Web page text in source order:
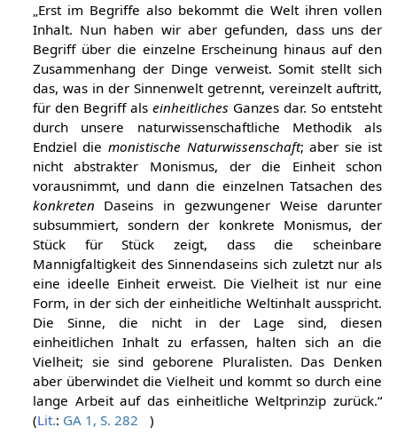
„Erst im Begriffe also bekommt die Welt ihren vollen
Inhalt. Nun haben wir aber gefunden, dass uns der
Begriff über die einzelne Erscheinung hinaus auf den
Zusammenhang der Dinge verweist. Somit stellt sich
das, was in der Sinnenwelt getrennt, vereinzelt auftritt,
für den Begriff als einheitliches Ganzes dar. So entsteht
durch unsere naturwissenschaftliche Methodik als
Endziel die monistische Naturwissenschaft; aber sie ist
nicht abstrakter Monismus, der die Einheit schon
vorausnimmt, und dann die einzelnen Tatsachen des
konkreten Daseins in gezwungener Weise darunter
subsummiert, sondern der konkrete Monismus, der
Stück für Stück zeigt, dass die scheinbare
Mannigfaltigkeit des Sinnendaseins sich zuletzt nur als
eine ideelle Einheit erweist. Die Vielheit ist nur eine
Form, in der sich der einheitliche Weltinhalt ausspricht.
Die Sinne, die nicht in der Lage sind, diesen
einheitlichen Inhalt zu erfassen, halten sich an die
Vielheit; sie sind geborene Pluralisten. Das Denken
aber überwindet die Vielheit und kommt so durch eine
lange Arbeit auf das einheitliche Weltprinzip zurück.“
(Lit.: GA 1, S. 282
)